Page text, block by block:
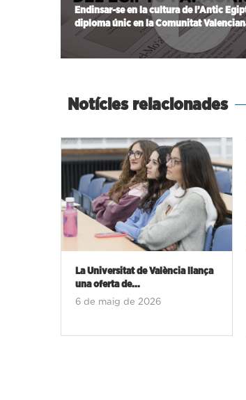
Endinsar-se en la cultura de l’Antic
diploma únic en la Comunitat
Notícies relacionades
Noves formacions per a
respondre als reptes
professionals:...